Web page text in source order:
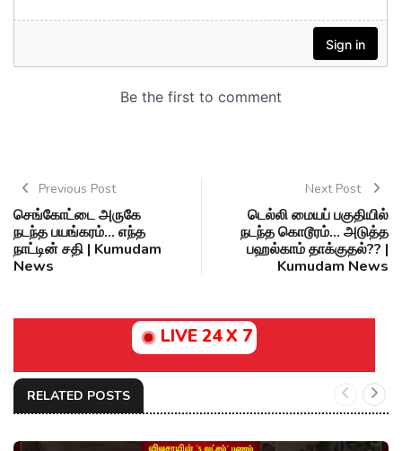
Previous Post
செங்கோட்டை அருகே
நடந்த பயங்கரம்... எந்த
நாட்டின் சதி | Kumudam
News
Next Post
டெல்லி மையப் பகுதியில்
நடந்த கொடூரம்... அடுத்த
பஹல்காம் தாக்குதல்?? |
Kumudam News
LIVE 24 X 7
RELATED POSTS